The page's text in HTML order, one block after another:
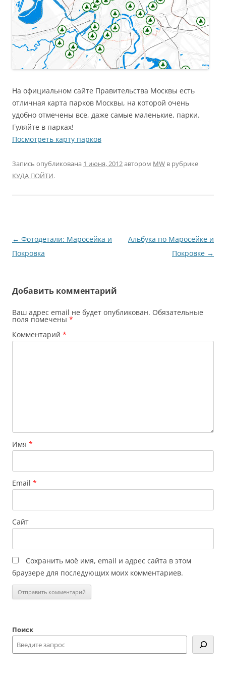
На официальном сайте Правительства Москвы есть
отличная карта парков Москвы, на которой очень
удобно отмечены все, даже самые маленькие, парки.
Гуляйте в парках!
Посмотреть карту парков
Запись опубликована 1 июня, 2012автором MW в рубрике
КУДА ПОЙТИ.
Навигация
по
← Фотодетали: Маросейка и
Покровка
Альбука по Маросейке и
Покровке →
Добавить комментарий
Ваш адрес email не будет опубликован. Обязательные
поля помечены *
Комментарий *
Имя *
Email *
Сайт
Сохранить моё имя, email и адрес сайта в этом
браузере для последующих моих комментариев.
Поиск